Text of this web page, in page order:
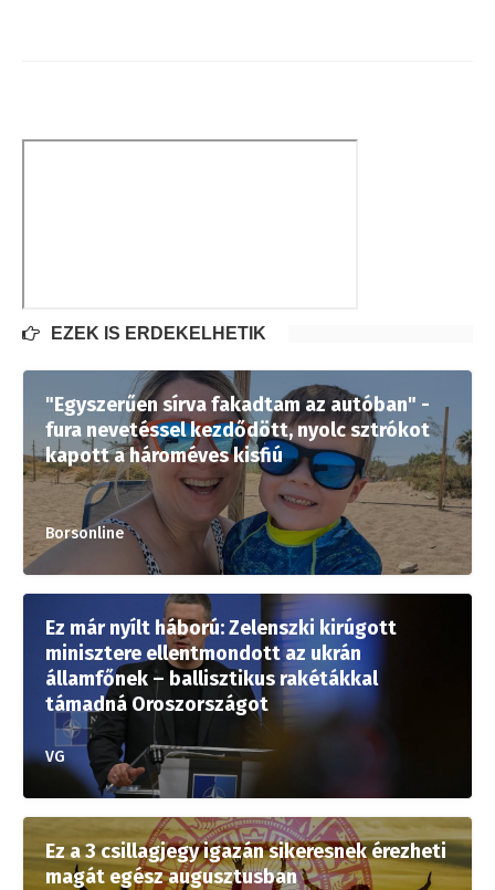
EZEK IS ÉRDEKELHETIK
"Egyszerűen sírva fakadtam az autóban" -
fura nevetéssel kezdődött, nyolc sztrókot
kapott a hároméves kisfiú
Borsonline
Ez már nyílt háború: Zelenszki kirúgott
minisztere ellentmondott az ukrán
államfőnek – ballisztikus rakétákkal
támadná Oroszországot
VG
Ez a 3 csillagjegy igazán sikeresnek érezheti
magát egész augusztusban